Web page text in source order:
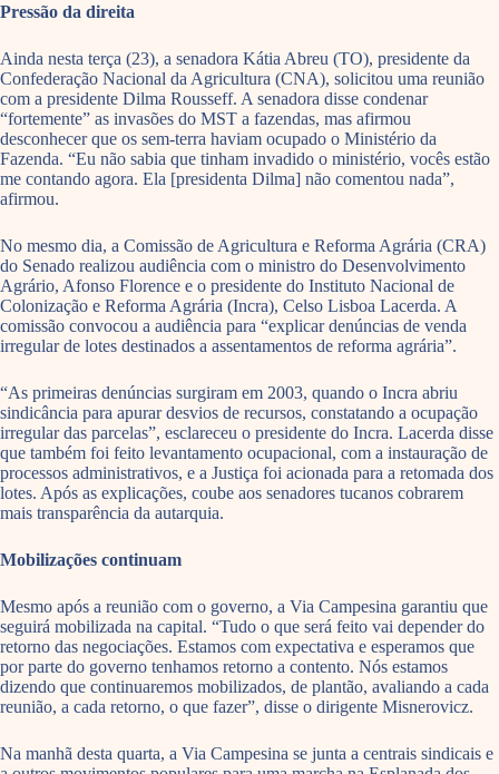
Pressão da direita
Ainda nesta terça (23), a senadora Kátia Abreu (TO), presidente da
Confederação Nacional da Agricultura (CNA), solicitou uma reunião
com a presidente Dilma Rousseff. A senadora disse condenar
“fortemente” as invasões do MST a fazendas, mas afirmou
desconhecer que os sem-terra haviam ocupado o Ministério da
Fazenda. “Eu não sabia que tinham invadido o ministério, vocês estão
me contando agora. Ela [presidenta Dilma] não comentou nada”,
afirmou.
No mesmo dia, a Comissão de Agricultura e Reforma Agrária (CRA)
do Senado realizou audiência com o ministro do Desenvolvimento
Agrário, Afonso Florence e o presidente do Instituto Nacional de
Colonização e Reforma Agrária (Incra), Celso Lisboa Lacerda. A
comissão convocou a audiência para “explicar denúncias de venda
irregular de lotes destinados a assentamentos de reforma agrária”.
“As primeiras denúncias surgiram em 2003, quando o Incra abriu
sindicância para apurar desvios de recursos, constatando a ocupação
irregular das parcelas”, esclareceu o presidente do Incra. Lacerda disse
que também foi feito levantamento ocupacional, com a instauração de
processos administrativos, e a Justiça foi acionada para a retomada dos
lotes. Após as explicações, coube aos senadores tucanos cobrarem
mais transparência da autarquia.
Mobilizações continuam
Mesmo após a reunião com o governo, a Via Campesina garantiu que
seguirá mobilizada na capital. “Tudo o que será feito vai depender do
retorno das negociações. Estamos com expectativa e esperamos que
por parte do governo tenhamos retorno a contento. Nós estamos
dizendo que continuaremos mobilizados, de plantão, avaliando a cada
reunião, a cada retorno, o que fazer”, disse o dirigente Misnerovicz.
Na manhã desta quarta, a Via Campesina se junta a centrais sindicais e